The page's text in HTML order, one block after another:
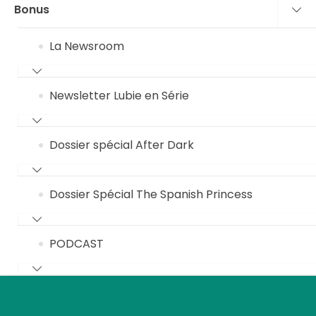
Bonus
La Newsroom
Newsletter Lubie en Série
Dossier spécial After Dark
Dossier Spécial The Spanish Princess
PODCAST